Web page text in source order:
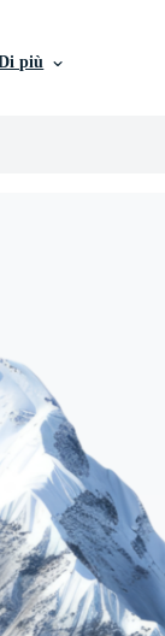
più